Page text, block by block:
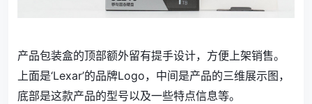
产品包装盒的顶部额外留有提手设计，方便上架销售。
上面是‘Lexar’的品牌Logo，中间是产品的三维展示图，
底部是这款产品的型号以及一些特点信息等。